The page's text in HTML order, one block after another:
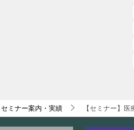
セミナー案内・実績 【セミナー】